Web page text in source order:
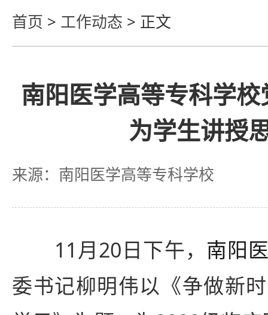
首页 > 工作动态 > 正文
南阳医学高等专科学
为学生讲授
来源：南阳医学高等专科学校
11月20日下午， 南阳
委书记柳明伟以《争做新